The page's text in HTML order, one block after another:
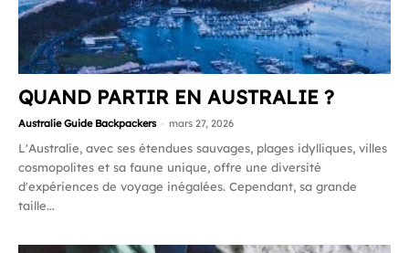
QUAND PARTIR EN AUSTRALIE ?
Australie Guide Backpackers - mars 27, 2026
L'Australie, avec ses étendues sauvages, plages idylliques, villes
cosmopolites et sa faune unique, offre une diversité
d'expériences de voyage inégalées. Cependant, sa grande
taille...